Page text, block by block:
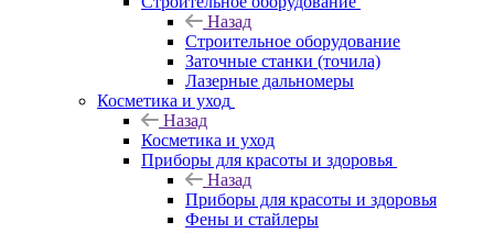
Назад
Строительное оборудование
Заточные станки (точила)
Лазерные дальномеры
Косметика и уход
Назад
Косметика и уход
Приборы для красоты и здоровья
Назад
Приборы для красоты и здоровья
Фены и стайлеры